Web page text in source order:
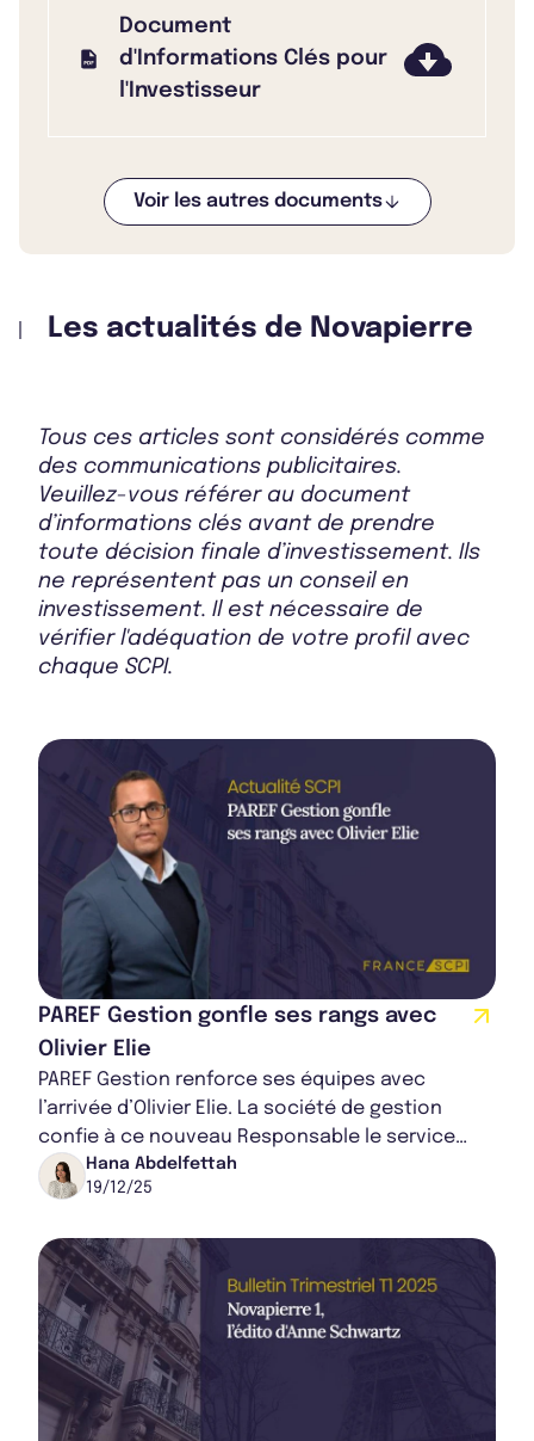
Document
d'Informations Clés pour
l'Investisseur
Bulletin 2025 T1
Bulletin 2024 T4
Bulletin 2024 T2
Bulletin 2024 T1
Bulletin 2023 T4
Bulletin 2023 T3
Rapport Annuel 2024
Rapport Annuel 2023
Voir les autres documents
Les actualités de Novapierre
Tous ces articles sont considérés comme
des communications publicitaires.
Veuillez-vous référer au document
d’informations clés avant de prendre
toute décision finale d’investissement. Ils
ne représentent pas un conseil en
investissement. Il est nécessaire de
vérifier l'adéquation de votre profil avec
chaque SCPI.
PAREF Gestion gonfle ses rangs avec
Olivier Elie
PAREF Gestion renforce ses équipes avec
l’arrivée d’Olivier Elie. La société de gestion
confie à ce nouveau Responsable le service
Senior Relations Partenaires & Investisseurs le
d...
Hana Abdelfettah
19/12/25